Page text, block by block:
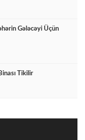
Gələcəyi Üçün
Tikilir